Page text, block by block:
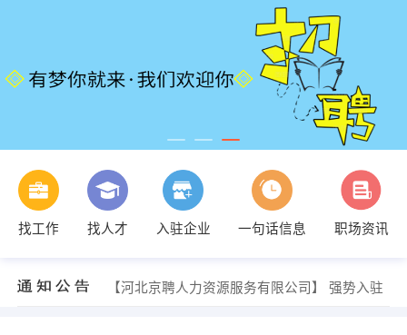
找工作 找人才 入驻企业 一句话信息 职场资讯
发布 [母婴顾问 ] 招聘信息
【荣县百世快运】 强势入驻
【河北京聘人力资源服务有限公司】 强势入驻